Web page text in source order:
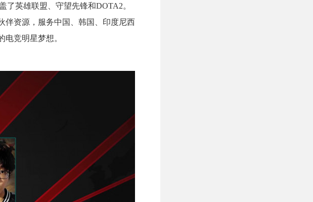
了英雄联盟、守望先锋和DOTA2。
伴资源，服务中国、韩国、印度尼西
竞明星梦想。